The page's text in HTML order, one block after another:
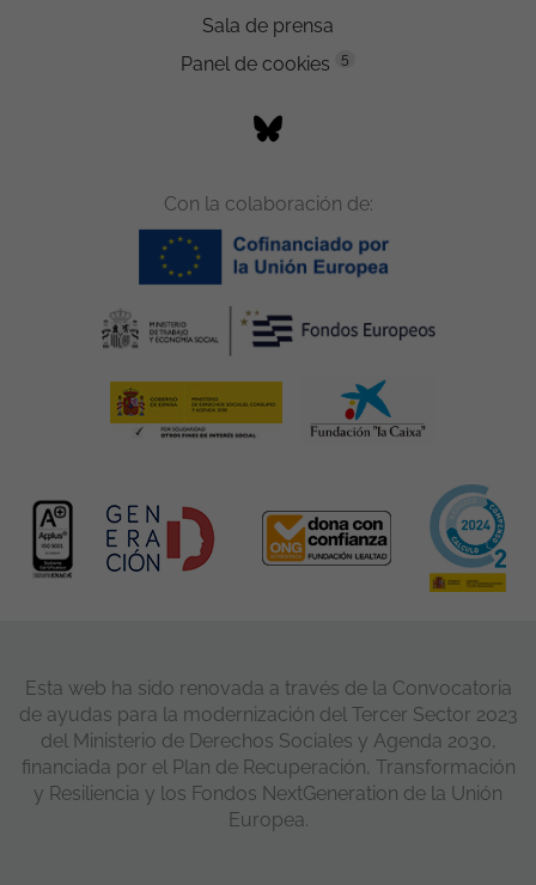
Sala de prensa
Panel de cookies
5
Con la colaboración de:
Esta web ha sido renovada a través de la Convocatoria
de ayudas para la modernización del Tercer Sector 2023
del Ministerio de Derechos Sociales y Agenda 2030,
financiada por el Plan de Recuperación, Transformación
y Resiliencia y los Fondos NextGeneration de la Unión
Europea.